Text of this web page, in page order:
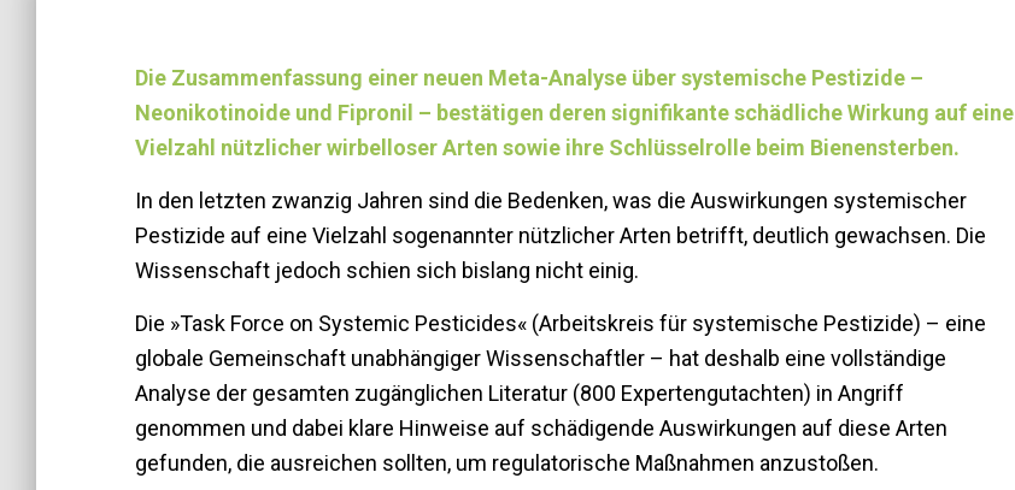
Die Zusammenfassung einer neuen Meta-Analyse über systemische Pestizide –
Neonikotinoide und Fipronil – bestätigen deren signifikante schädliche Wirkung auf eine
Vielzahl nützlicher wirbelloser Arten sowie ihre Schlüsselrolle beim Bienensterben.
In den letzten zwanzig Jahren sind die Bedenken, was die Auswirkungen systemischer
Pestizide auf eine Vielzahl sogenannter nützlicher Arten betrifft, deutlich gewachsen. Die
Wissenschaft jedoch schien sich bislang nicht einig.
Die »Task Force on Systemic Pesticides« (Arbeitskreis für systemische Pestizide) – eine
globale Gemeinschaft unabhängiger Wissenschaftler – hat deshalb eine vollständige
Analyse der gesamten zugänglichen Literatur (800 Expertengutachten) in Angriff
genommen und dabei klare Hinweise auf schädigende Auswirkungen auf diese Arten
gefunden, die ausreichen sollten, um regulatorische Maßnahmen anzustoßen.